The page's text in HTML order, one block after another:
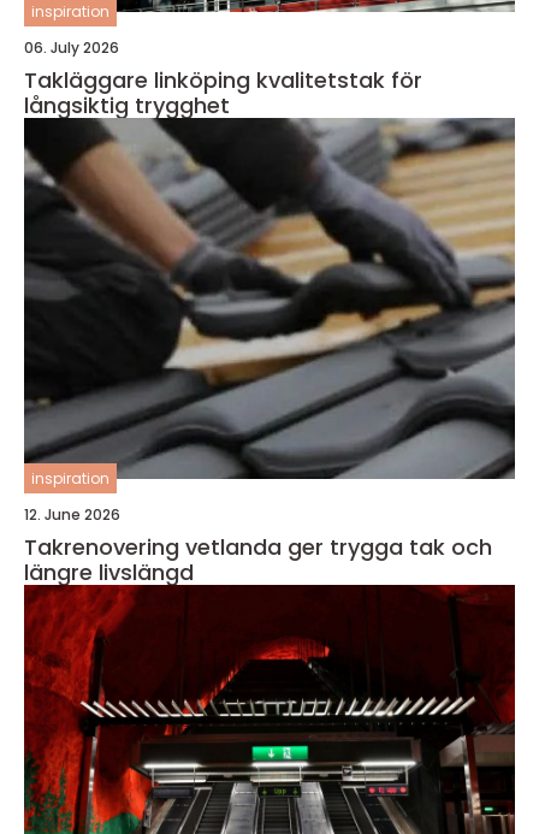
inspiration
06. July 2026
Takläggare linköping kvalitetstak för
långsiktig trygghet
inspiration
12. June 2026
Takrenovering vetlanda ger trygga tak och
längre livslängd